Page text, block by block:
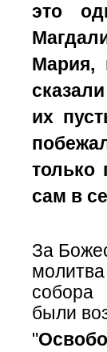
это
Мария,
их
только
сам в
За
собора
были
"